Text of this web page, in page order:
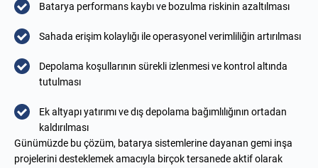
Batarya performans kaybı ve bozulma riskinin azaltılması
Sahada erişim kolaylığı ile operasyonel verimliliğin artırılması
Depolama koşullarının sürekli izlenmesi ve kontrol altında
tutulması
Ek altyapı yatırımı ve dış depolama bağımlılığının ortadan
kaldırılması
Günümüzde bu çözüm, batarya sistemlerine dayanan gemi inşa
projelerini desteklemek amacıyla birçok tersanede aktif olarak